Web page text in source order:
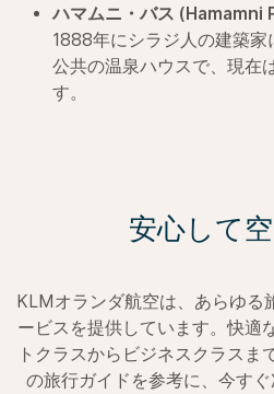
ハマムニ・バス (Hamamni
1888年にシラジ人の建築家
公共の温泉ハウスで、現在
す。
安心して
KLMオランダ航空は、あらゆる
ービスを提供しています。快適
トクラスからビジネスクラスま
の旅行ガイドを参考に、今す